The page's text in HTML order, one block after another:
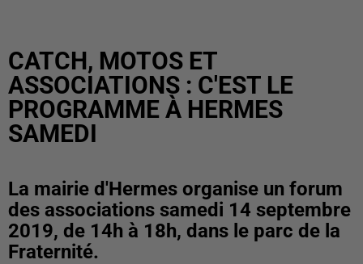
CATCH, MOTOS ET
ASSOCIATIONS : C'EST LE
PROGRAMME À HERMES
SAMEDI
La mairie d'Hermes organise un forum
des associations samedi 14 septembre
2019, de 14h à 18h, dans le parc de la
Fraternité.